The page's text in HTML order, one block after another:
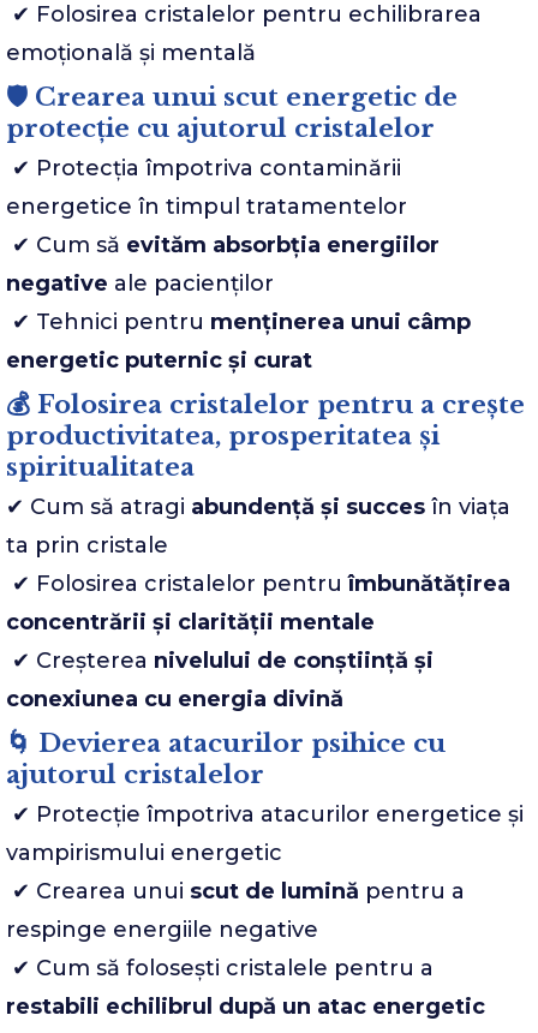
✔ Folosirea cristalelor pentru echilibrarea
emoțională și mentală
🛡 Crearea unui scut energetic de
protecție cu ajutorul cristalelor
✔ Protecția împotriva contaminării
energetice în timpul tratamentelor
✔ Cum să evităm absorbția energiilor
negative ale pacienților
✔ Tehnici pentru menținerea unui câmp
energetic puternic și curat
💰 Folosirea cristalelor pentru a crește
productivitatea, prosperitatea și
spiritualitatea
✔ Cum să atragi abundență și succes în viața
ta prin cristale
✔ Folosirea cristalelor pentruîmbunătățirea
concentrării și clarității mentale
✔ Creșterea nivelului de conștiință și
conexiunea cu energia divină
🌀 Devierea atacurilor psihice cu
ajutorul cristalelor
✔ Protecție împotriva atacurilor energetice și
vampirismului energetic
✔ Crearea unui scut de lumină pentru a
respinge energiile negative
✔ Cum să folosești cristalele pentru a
restabili echilibrul după un atac energetic